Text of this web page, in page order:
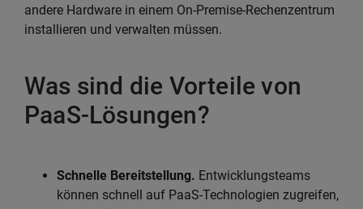
andere Hardware in einem On-Premise-Rechenzentrum
installieren und verwalten müssen.
Was sind die Vorteile von
PaaS-Lösungen?
Schnelle Bereitstellung. Entwicklungsteams
können schnell auf PaaS-Technologien zugreifen,